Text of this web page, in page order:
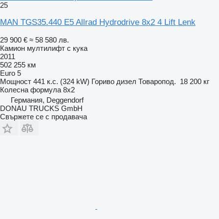
25
MAN TGS35.440 E5 Allrad Hydrodrive 8x2 4 Lift Lenk
29 900 € ≈ 58 580 лв.
Камион мултилифт с кука
2011
502 255 км
Euro 5
Мощност 441 к.с. (324 kW) Гориво дизел Товаропод. 18 200 кг
Колесна формула 8x2
Германия, Deggendorf
DONAU TRUCKS GmbH
Свържете се с продавача